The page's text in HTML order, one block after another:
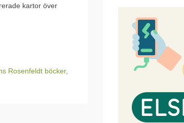
kartor över
Rosenfeldt böcker,